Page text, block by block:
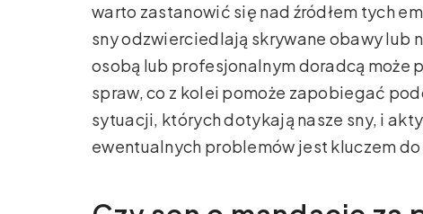
warto zastanowić się nad źródłem tych
sny odzwierciedlają skrywane obawy lub
osobą lub profesjonalnym doradcą może
spraw, co z kolei pomoże zapobiegać
sytuacji, których dotykają nasze sny, i
ewentualnych problemów jest kluczem